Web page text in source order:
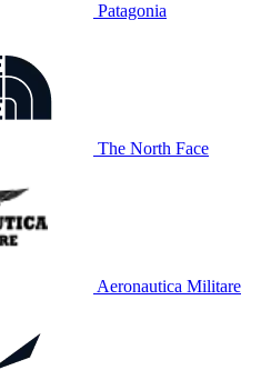
Patagonia
The North Face
Aeronautica Militare